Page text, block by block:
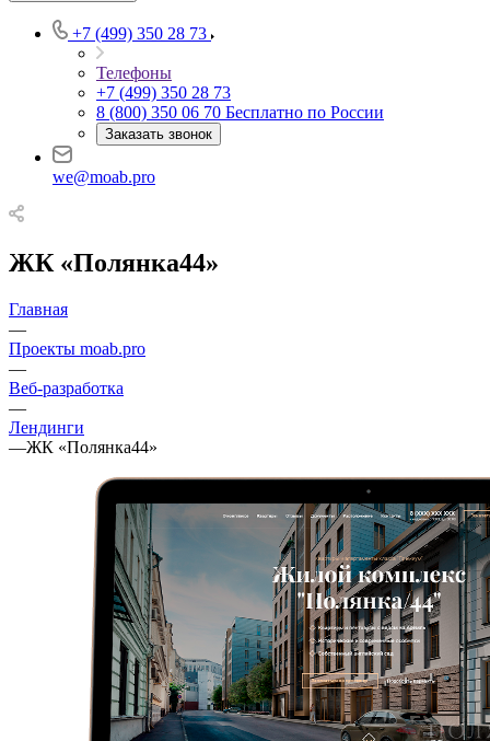
+7 (499) 350 28 73
Телефоны
+7 (499) 350 28 73
8 (800) 350 06 70 Бесплатно по России
Заказать звонок
we@moab.pro
ЖК «Полянка44»
Главная
—
Проекты moab.pro
—
Веб-разработка
—
Лендинги
—ЖК «Полянка44»